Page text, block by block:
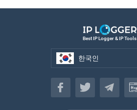
Best IP Logger & IP Tools
한국인
한국인